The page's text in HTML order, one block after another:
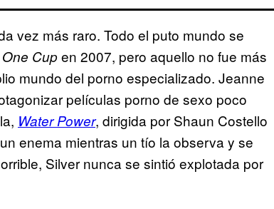
vez más raro. Todo el puto mundo se
Cupen 2007, pero aquello no fue más
mundo del porno especializado. Jeanne
películas porno de sexo poco
Water Power, dirigida por Shaun Costello
enema mientras un tío la observa y se
Silver nunca se sintió explotada por